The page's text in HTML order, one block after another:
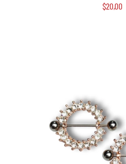
$20,00